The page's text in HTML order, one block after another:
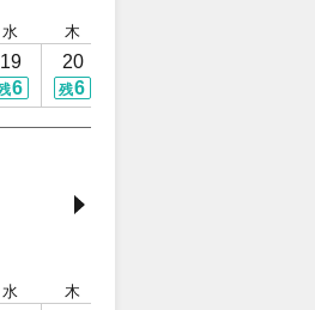
水
19
6
木
20
残6
水 木